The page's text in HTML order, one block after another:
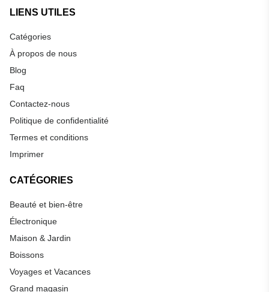
LIENS UTILES
Catégories
À propos de nous
Blog
Faq
Contactez-nous
Politique de confidentialité
Termes et conditions
Imprimer
CATÉGORIES
Beauté et bien-être
Électronique
Maison & Jardin
Boissons
Voyages et Vacances
Grand magasin